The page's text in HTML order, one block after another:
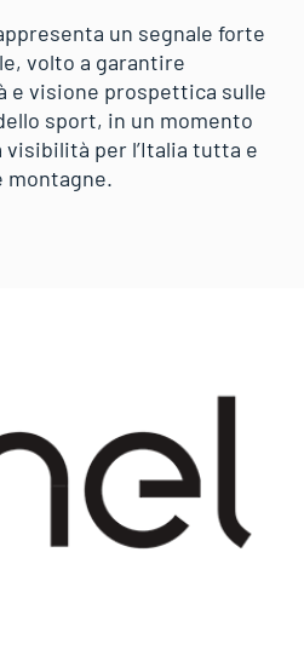
un segnale forte
volto a garantire
e visione prospettica sulle
sport, in un momento
per l’Italia tutta e
montagne.